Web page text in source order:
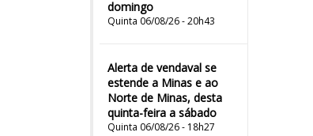
domingo
Quinta 06/08/26 - 20h43
Alerta de vendaval se
estende a Minas e ao
Norte de Minas, desta
quinta-feira a sábado
Quinta 06/08/26 - 18h27